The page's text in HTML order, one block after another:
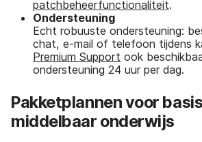
patchbeheerfunctionaliteit.
Ondersteuning
Echt robuuste ondersteuning:
chat, e-mail of telefoon tijdens
Premium Support ook
ondersteuning 24 uur per dag.
Pakketplannen voor
middelbaar onderwijs